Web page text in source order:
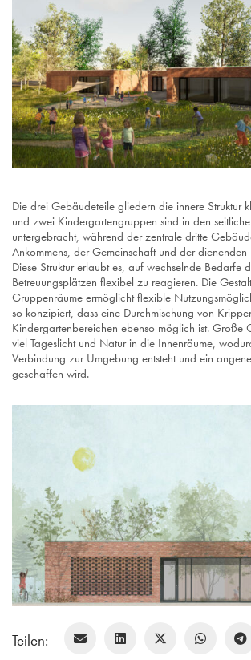
Die drei Gebäudeteile gliedern die innere Struktur
und zwei Kindergartengruppen sind in den
untergebracht, während der zentrale dritte
Ankommens, der Gemeinschaft und der dienenden
Diese Struktur erlaubt es, auf wechselnde Bedarfe
Betreuungsplätzen flexibel zu reagieren. Die
Gruppenräume ermöglicht flexible
so konzipiert, dass eine Durchmischung von
Kindergartenbereichen ebenso möglich ist. Große
viel Tageslicht und Natur in die Innenräume,
Verbindung zur Umgebung entsteht und ein
geschaffen wird.
Teilen: